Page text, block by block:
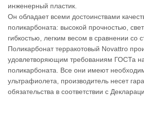
инженерный пластик.
Он обладает всеми достоинствами
поликарбоната: высокой прочностью,
гибкостью, легким весом в сравнении со
Поликарбонат терракотовый Novattro
удовлетворяющим требованиям ГОСТа
поликарбоната. Все они имеют
ультрафиолета, производитель несет
обязательства в соответствии с